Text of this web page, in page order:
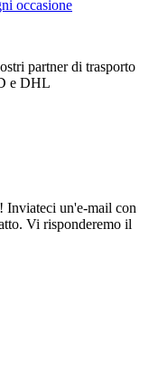
occasione
partner di trasporto
e DHL
Inviateci un'e-mail con
Vi risponderemo il